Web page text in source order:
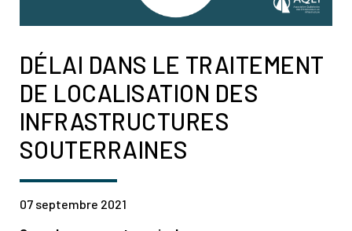
DÉLAI DANS LE TRAITEMENT
DE LOCALISATION DES
INFRASTRUCTURES
SOUTERRAINES
07 septembre 2021